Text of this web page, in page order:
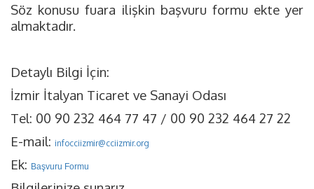
Söz konusu fuara ilişkin başvuru formu ekte yer
almaktadır.
Detaylı Bilgi İçin:
İzmir İtalyan Ticaret ve Sanayi Odası
Tel: 00 90 232 464 77 47 / 00 90 232 464 27 22
E-mail: infocciizmir@cciizmir.org
Ek: Başvuru Formu